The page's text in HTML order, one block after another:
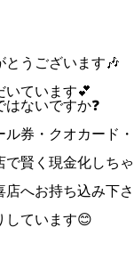
とうございます🎶
いています💕
ないですか❓
券・クオカード・
賢く現金化しちゃ
へお持ち込み下さ
しています😊